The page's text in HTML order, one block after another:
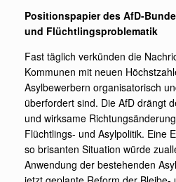
Positionspapier des AfD-
und Flüchtlingsproblematik
Fast täglich verkünden die
Kommunen mit neuen
Asylbewerbern organisatorisch
überfordert sind. Die AfD drängt
und wirksame
Flüchtlings- und Asylpolitik. Eine
so brisanten Situation würde
Anwendung der bestehenden